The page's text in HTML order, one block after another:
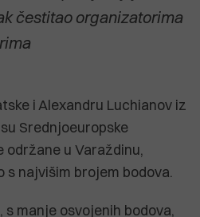
čestitao organizatorima
i Alexandru Luchianov iz
Srednjoeuropske
u Varaždinu,
s najvišim brojem bodova.
manje osvojenih bodova,